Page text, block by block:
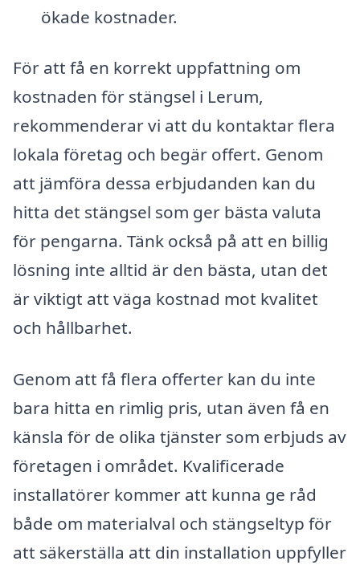
ökade kostnader.
För att få en korrekt uppfattning om
kostnaden för stängsel i Lerum,
rekommenderar vi att du kontaktar flera
lokala företag och begär offert. Genom
att jämföra dessa erbjudanden kan du
hitta det stängsel som ger bästa valuta
för pengarna. Tänk också på att en billig
lösning inte alltid är den bästa, utan det
är viktigt att väga kostnad mot kvalitet
och hållbarhet.
Genom att få flera offerter kan du inte
bara hitta en rimlig pris, utan även få en
känsla för de olika tjänster som erbjuds av
företagen i området. Kvalificerade
installatörer kommer att kunna ge råd
både om materialval och stängseltyp för
att säkerställa att din installation uppfyller